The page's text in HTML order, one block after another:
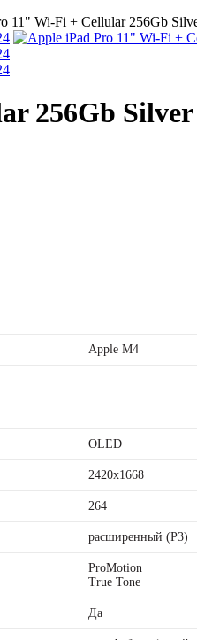
11" Wi-Fi + Cellular 256Gb
256Gb
Apple M4
OLED
2420x1668
264
расширенный (P3)
ProMotion
True Tone
Да